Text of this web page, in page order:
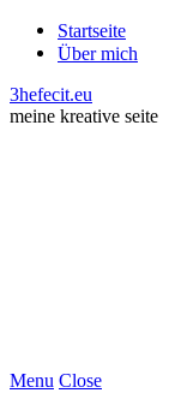
Startseite
Über mich
3hefecit.eu
meine kreative seite
Menu Close